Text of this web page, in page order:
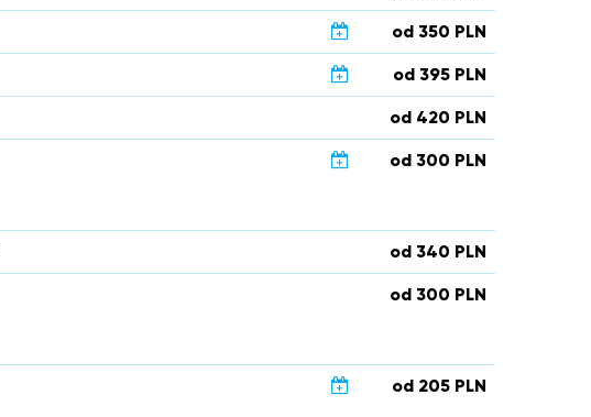
od 350 PLN
od 395 PLN
od 420 PLN
od 300 PLN
od 340 PLN
od 300 PLN
od 205 PLN